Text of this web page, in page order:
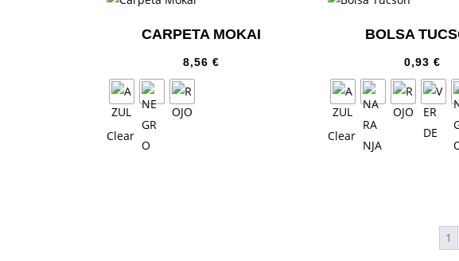
CARPETA MOKAI
8,56 €
Clear
BOLSA
0,93 €
Clear
1